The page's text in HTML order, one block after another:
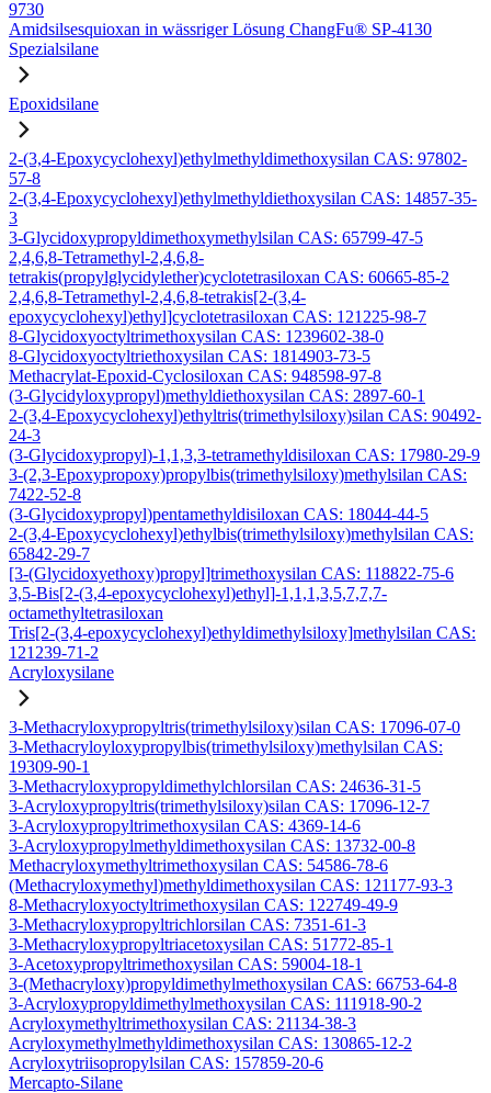
9730
Amidsilsesquioxan in wässriger Lösung ChangFu® SP-4130
Spezialsilane
Epoxidsilane
2-(3,4-Epoxycyclohexyl)ethylmethyldimethoxysilan CAS: 97802-
57-8
2-(3,4-Epoxycyclohexyl)ethylmethyldiethoxysilan CAS: 14857-35-
3
3-Glycidoxypropyldimethoxymethylsilan CAS: 65799-47-5
2,4,6,8-Tetramethyl-2,4,6,8-
tetrakis(propylglycidylether)cyclotetrasiloxan CAS: 60665-85-2
2,4,6,8-Tetramethyl-2,4,6,8-tetrakis[2-(3,4-
epoxycyclohexyl)ethyl]cyclotetrasiloxan CAS: 121225-98-7
8-Glycidoxyoctyltrimethoxysilan CAS: 1239602-38-0
8-Glycidoxyoctyltriethoxysilan CAS: 1814903-73-5
Methacrylat-Epoxid-Cyclosiloxan CAS: 948598-97-8
(3-Glycidyloxypropyl)methyldiethoxysilan CAS: 2897-60-1
2-(3,4-Epoxycyclohexyl)ethyltris(trimethylsiloxy)silan CAS: 90492-
24-3
(3-Glycidoxypropyl)-1,1,3,3-tetramethyldisiloxan CAS: 17980-29-9
3-(2,3-Epoxypropoxy)propylbis(trimethylsiloxy)methylsilan CAS:
7422-52-8
(3-Glycidoxypropyl)pentamethyldisiloxan CAS: 18044-44-5
2-(3,4-Epoxycyclohexyl)ethylbis(trimethylsiloxy)methylsilan CAS:
65842-29-7
[3-(Glycidoxyethoxy)propyl]trimethoxysilan CAS: 118822-75-6
3,5-Bis[2-(3,4-epoxycyclohexyl)ethyl]-1,1,1,3,5,7,7,7-
octamethyltetrasiloxan
Tris[2-(3,4-epoxycyclohexyl)ethyldimethylsiloxy]methylsilan CAS:
121239-71-2
Acryloxysilane
3-Methacryloxypropyltris(trimethylsiloxy)silan CAS: 17096-07-0
3-Methacryloyloxypropylbis(trimethylsiloxy)methylsilan CAS:
19309-90-1
3-Methacryloxypropyldimethylchlorsilan CAS: 24636-31-5
3-Acryloxypropyltris(trimethylsiloxy)silan CAS: 17096-12-7
3-Acryloxypropyltrimethoxysilan CAS: 4369-14-6
3-Acryloxypropylmethyldimethoxysilan CAS: 13732-00-8
Methacryloxymethyltrimethoxysilan CAS: 54586-78-6
(Methacryloxymethyl)methyldimethoxysilan CAS: 121177-93-3
8-Methacryloxyoctyltrimethoxysilan CAS: 122749-49-9
3-Methacryloxypropyltrichlorsilan CAS: 7351-61-3
3-Methacryloxypropyltriacetoxysilan CAS: 51772-85-1
3-Acetoxypropyltrimethoxysilan CAS: 59004-18-1
3-(Methacryloxy)propyldimethylmethoxysilan CAS: 66753-64-8
3-Acryloxypropyldimethylmethoxysilan CAS: 111918-90-2
Acryloxymethyltrimethoxysilan CAS: 21134-38-3
Acryloxymethylmethyldimethoxysilan CAS: 130865-12-2
Acryloxytriisopropylsilan CAS: 157859-20-6
Mercapto-Silane